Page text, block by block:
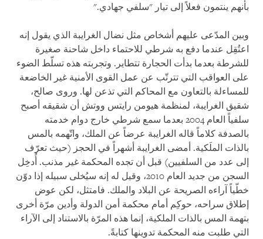
بأنهم ينتمون فعلاً إلى تيار "سلفي جهادي".
وبين المدّعى عليهم أشخاص مثل نضال الغرايبة الذي يقول إنه
اعتُقِل عندما دفع به شرطي للاحتماء داخل شاحنة صغيرة
للشرطة بعدما بدأت الحجارة تتطاير. وتجربته هذه تسلّط الضوء
على العواقب التي تترتّب عن عمل القوى الأمنية غير الخاضعة
للمساءلة بالتعاون مع المحاكم التي تذعن لها. وروى صالح،
شقيق الغرايبة، لمنظمة هيومن رايتس ووتش أن شقيقه أصبح
سلفياً العام 2004 بعدما سمع شرطي خارج دوام خدمته
بالصدفة كلاماً قاله الغرايبة عرضاً عن الملك، واتّهمه بالمس
بالذات الملَكية. أمضى الغرايبة أشهراً في الحجز (حيث تعرّف
إلى عدد من السلفيين) قبل أن تجده المحكمة غير مذنب. أُدخِل
السجن من جديد العام 2010، وقيل له إنه سيُخلى سبيله إذا دوّن
خطّياً آراءه الصريحة عن البلاد والملك. فامتثل، لكن عوض
إطلاق سراحه، حوكِم أمام محكمة أمن الدولة وأدين مرّة أخرى
بتهمة المس بالذات الملكية، إنما هذه المرّة بالاستناد إلى الآراء
التي طلبت منه المحكمة تدوينها كتابةً.